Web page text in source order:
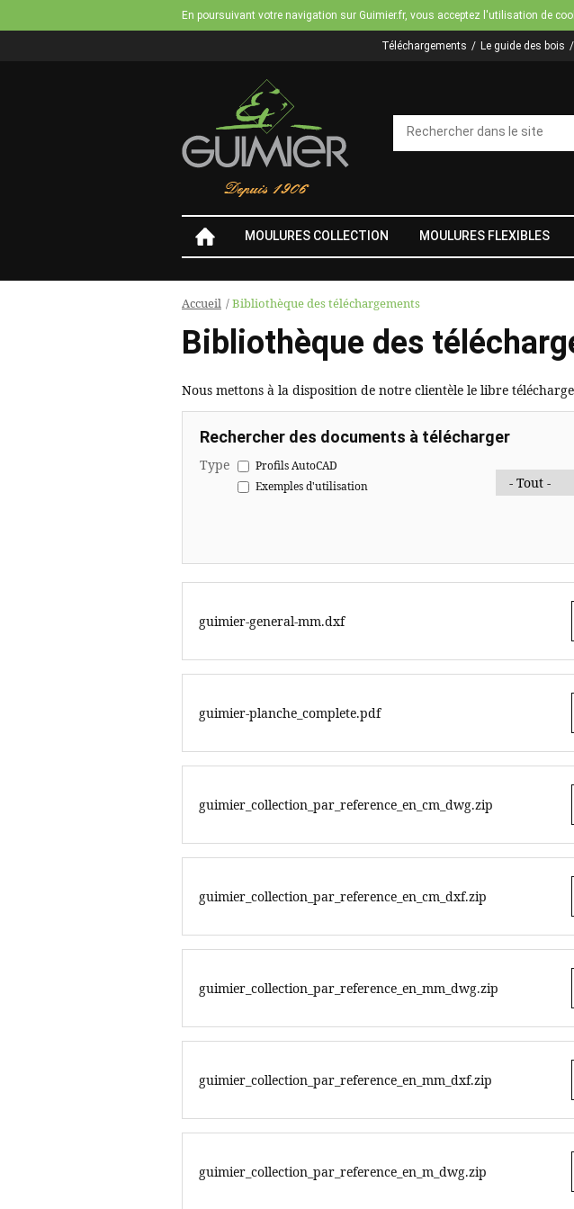
En poursuivant votre navigation sur Guimier.fr, vous acceptez l'utilisation de
Téléchargements Le guide des bois
MOULURES COLLECTION MOULURES FLEXIBLES
Vous
êtes
ici
Accueil /Bibliothèque des téléchargements
Bibliothèque des
Nous mettons à la disposition de notre clientèle le libre
Rechercher des documents à télécharger
Type
Profils AutoCAD
Exemples d'utilisation
guimier-general-mm.dxf
guimier-planche_complete.pdf
guimier_collection_par_reference_en_cm_dwg.zip
guimier_collection_par_reference_en_cm_dxf.zip
guimier_collection_par_reference_en_mm_dwg.zip
guimier_collection_par_reference_en_mm_dxf.zip
guimier_collection_par_reference_en_m_dwg.zip